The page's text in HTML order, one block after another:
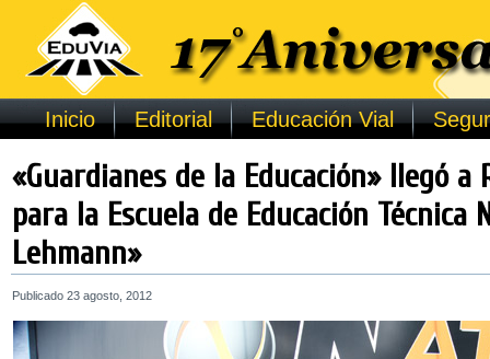
Inicio Editorial Educación Vial
«Guardianes de la Educación» llegó a
para la Escuela de Educación Técnica
Lehmann»
Publicado 23 agosto, 2012